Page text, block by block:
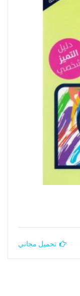
تحميل مجاني